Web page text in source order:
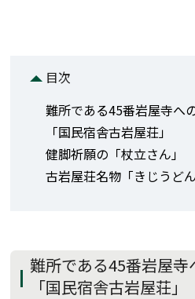
目次
難所である45番岩屋寺へ
「国民宿舎古岩屋荘」
健脚祈願の「杖立さん」
古岩屋荘名物「きじうどん
難所である45番岩屋
「国民宿舎古岩屋荘」